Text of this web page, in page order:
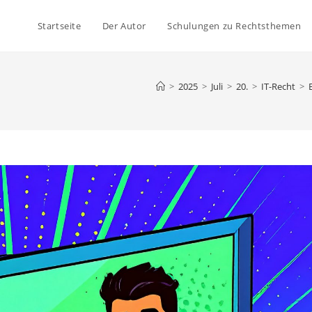
Startseite Der Autor Schulungen zu Rechtsthemen
> 2025 > Juli > 20. > IT-Recht >